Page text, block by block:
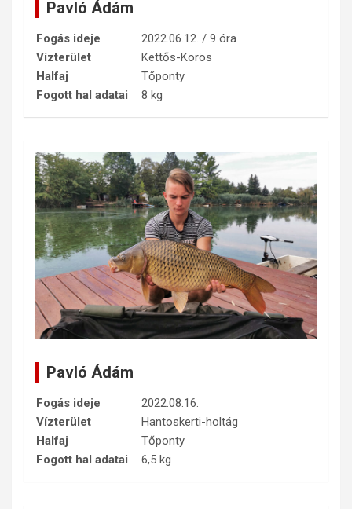
Pavló Ádám
Fogás ideje
2022.06.12. / 9 óra
Vízterület
Kettős-Körös
Halfaj
Tőponty
Fogott hal adatai
8 kg
Pavló Ádám
Fogás ideje
2022.08.16.
Vízterület
Hantoskerti-holtág
Halfaj
Tőponty
Fogott hal adatai
6,5 kg